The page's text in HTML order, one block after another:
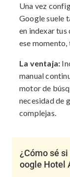
Una vez
Google suele
en indexar
ese
La ventaja:
manual
motor de
necesidad de
complejas.
¿Cómo sé
oogle Hotel